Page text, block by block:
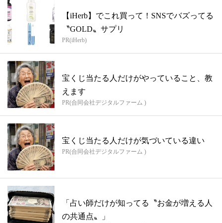
【iHerb】でこれ買って！SNSでバズってる
〝GOLD〟サプリ
PR(iHerb)
宝くじ当たる人だけがやっていること、教
えます
PR(合同会社デジタルファーム )
宝くじ当たる人だけが気づいている違い
PR(合同会社デジタルファーム )
「占い師だけが知ってる〝お金が増える人
の共通点〟」